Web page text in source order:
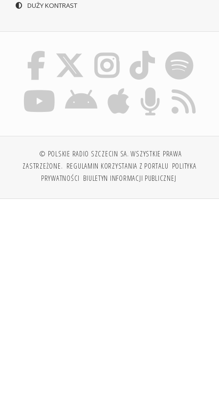
DUŻY KONTRAST
© POLSKIE RADIO SZCZECIN SA. WSZYSTKIE PRAWA
ZASTRZEŻONE. REGULAMIN KORZYSTANIA Z PORTALU POLITYKA
PRYWATNOŚCI BIULETYN INFORMACJI PUBLICZNEJ